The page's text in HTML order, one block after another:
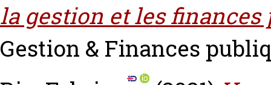
la gestion et les finances
Gestion & Finances